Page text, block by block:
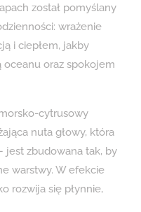
został pomyślany
wrażenie
i ciepłem, jakby
oceanu oraz spokojem
cytrusowy
nuta głowy, która
jest zbudowana tak, by
warstwy. W efekcie
rozwija się płynnie,